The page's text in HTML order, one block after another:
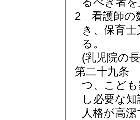
2
看護師の
き、保育
る。
(乳児院の
第二十九条
つ、こど
し必要な
人格が高